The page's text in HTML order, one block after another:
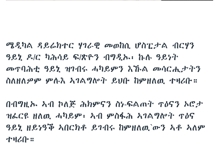
ሜዲካል ዳይሬክተር ሃገራዊ መወከሲ ሆስፒታል ብርሃን
ዓይኒ ዶ/ር ካሕሳይ ፍ/ጽዮን ብግዲኡ፡ ኩሉ ዓይነት
መጥባሕቲ ዓይኒ ዝገብሩ ሓካይምን እኹል መሳርሒታትን
ስለዘለዎም ምሉእ ኣገልግሎት ይህቡ ከምዘለዉ ተዛሪቡ።
በብግዚኡ ኣብ ኮለጅ ሕክምናን ስነ-ፍልጠት ጥዕናን ኦሮታ
ዝፈርዩ ዘለዉ ሓካይም፡ ኣብ ምስፋሕ ኣገልግሎት ጥዕና
ዓይኒ ዘይነዓቕ ኣበርክቶ ይገብሩ ከምዘለዉ`ውን ኣቶ ኣለም
ተዛሪቡ።